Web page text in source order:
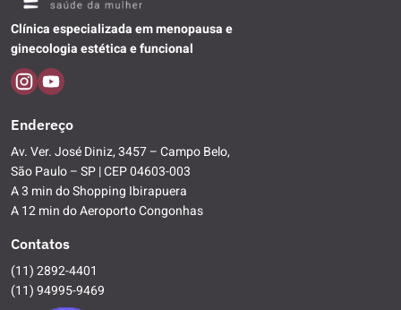
Clínica especializada em menopausa e
ginecologia estética e funcional
Endereço
Av. Ver. José Diniz, 3457 – Campo Belo,
São Paulo – SP | CEP 04603-003
A 3 min do Shopping Ibirapuera
A 12 min do Aeroporto Congonhas
Contatos
(11) 2892-4401
(11) 94995-9469